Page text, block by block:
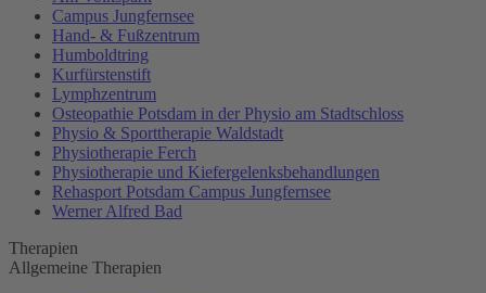
Campus Jungfernsee
Hand- & Fußzentrum
Humboldtring
Kurfürstenstift
Lymphzentrum
Osteopathie Potsdam in der Physio am Stadtschloss
Physio & Sporttherapie Waldstadt
Physiotherapie Ferch
Physiotherapie und Kiefergelenksbehandlungen
Rehasport Potsdam Campus Jungfernsee
Werner Alfred Bad
Therapien
Allgemeine Therapien